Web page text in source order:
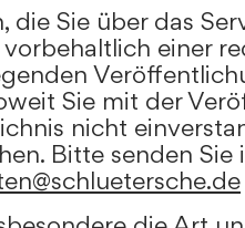
die Sie über das
einer
Sie mit der
nicht
Bitte senden Sie